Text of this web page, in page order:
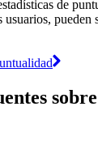
de
usuarios, pueden